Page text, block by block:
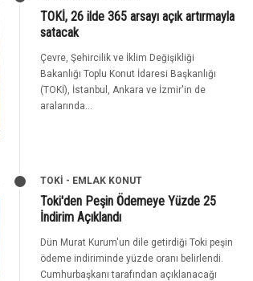
TOKİ, 26 ilde 365 arsayı açık artırmayla
satacak
Çevre, Şehircilik ve İklim Değişikliği
Bakanlığı Toplu Konut İdaresi Başkanlığı
(TOKİ), İstanbul, Ankara ve İzmir'in de
aralarında...
TOKİ - EMLAK KONUT
Toki'den Peşin Ödemeye Yüzde 25
İndirim Açıklandı
Dün Murat Kurum'un dile getirdiği Toki peşin
ödeme indiriminde yüzde oranı belirlendi.
Cumhurbaşkanı tarafından açıklanacağı